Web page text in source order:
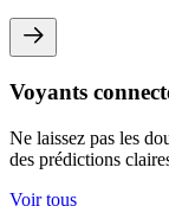
Voyants
Ne laissez pas les
des prédictions
Voir tous